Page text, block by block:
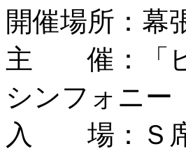
開催場所：幕
主 催：「ビ
シンフォニー
入 場：Ｓ席